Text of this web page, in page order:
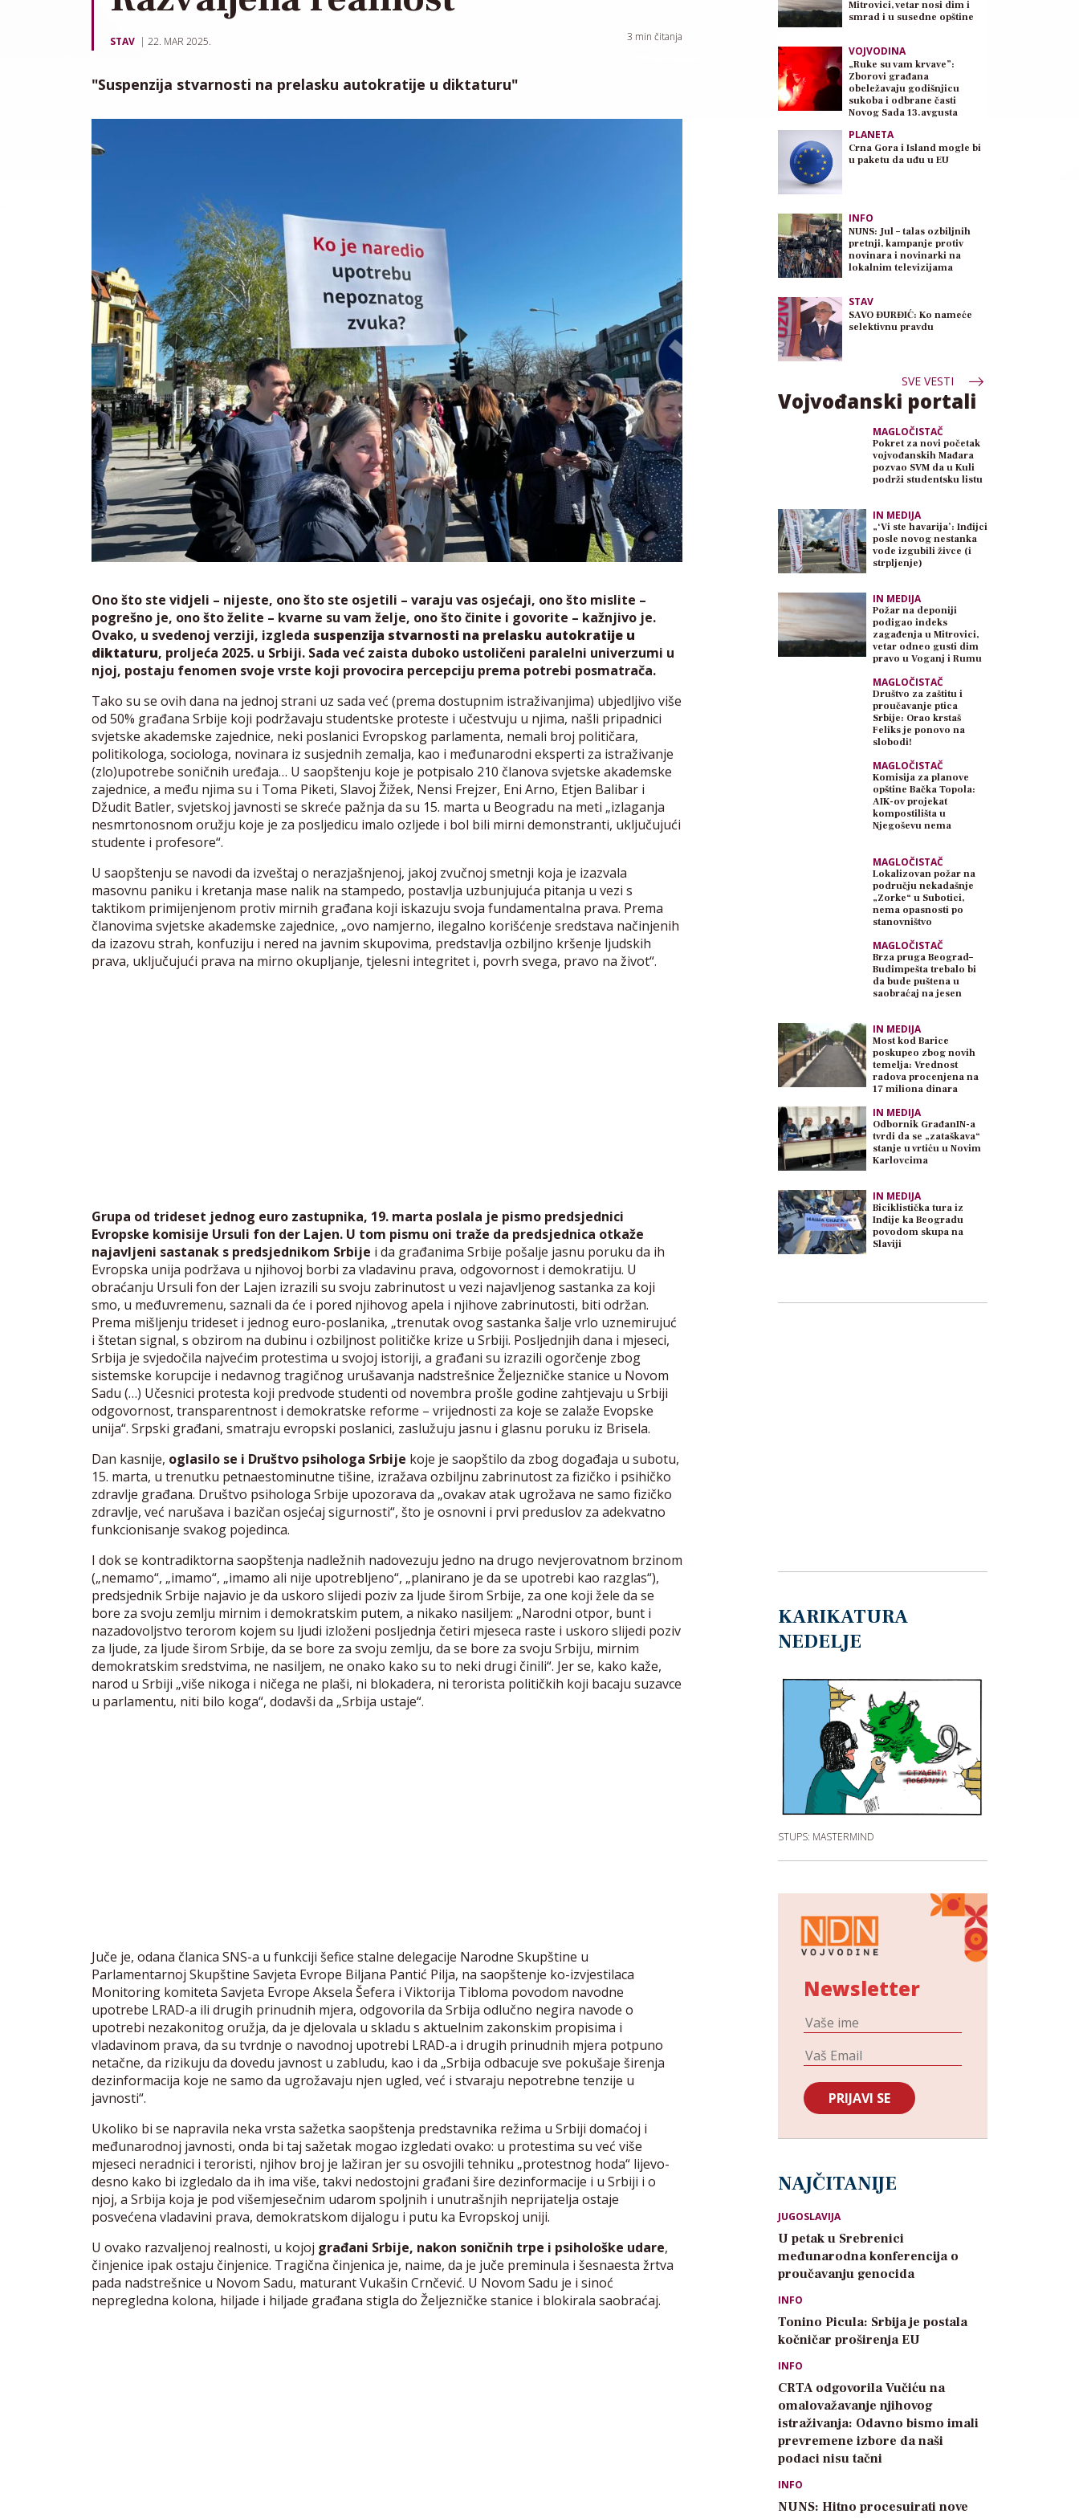
STAV 22. MAR 2025. 3 min čitanja
"Suspenzija stvarnosti na prelasku autokratije u diktaturu"
Ono što ste vidjeli – nijeste, ono što ste osjetili – varaju vas osjećaji, ono što mislite –
pogrešno je, ono što želite – kvarne su vam želje, ono što činite i govorite – kažnjivo je.
Ovako, u svedenoj verziji, izgleda suspenzija stvarnosti na prelasku autokratije u
diktaturu, proljeća 2025. u Srbiji. Sada već zaista duboko ustoličeni paralelni univerzumi u
njoj, postaju fenomen svoje vrste koji provocira percepciju prema potrebi posmatrača.
Tako su se ovih dana na jednoj strani uz sada već (prema dostupnim istraživanjima) ubjedljivo više
od 50% građana Srbije koji podržavaju studentske proteste i učestvuju u njima, našli pripadnici
svjetske akademske zajednice, neki poslanici Evropskog parlamenta, nemali broj političara,
politikologa, sociologa, novinara iz susjednih zemalja, kao i međunarodni eksperti za istraživanje
(zlo)upotrebe soničnih uređaja… U saopštenju koje je potpisalo 210 članova svjetske akademske
zajednice, a među njima su i Toma Piketi, Slavoj Žižek, Nensi Frejzer, Eni Arno, Etjen Balibar i
Džudit Batler, svjetskoj javnosti se skreće pažnja da su 15. marta u Beogradu na meti „izlaganja
nesmrtonosnom oružju koje je za posljedicu imalo ozljede i bol bili mirni demonstranti, uključujući
studente i profesore“.
U saopštenju se navodi da izveštaj o nerazjašnjenoj, jakoj zvučnoj smetnji koja je izazvala
masovnu paniku i kretanja mase nalik na stampedo, postavlja uzbunjujuća pitanja u vezi s
taktikom primijenjenom protiv mirnih građana koji iskazuju svoja fundamentalna prava. Prema
članovima svjetske akademske zajednice, „ovo namjerno, ilegalno korišćenje sredstava načinjenih
da izazovu strah, konfuziju i nered na javnim skupovima, predstavlja ozbiljno kršenje ljudskih
prava, uključujući prava na mirno okupljanje, tjelesni integritet i, povrh svega, pravo na život“.
Grupa od trideset jednog euro zastupnika, 19. marta poslala je pismo predsjednici
Evropske komisije Ursuli fon der Lajen. U tom pismu oni traže da predsjednica otkaže
najavljeni sastanak s predsjednikom Srbije i da građanima Srbije pošalje jasnu poruku da ih
Evropska unija podržava u njihovoj borbi za vladavinu prava, odgovornost i demokratiju. U
obraćanju Ursuli fon der Lajen izrazili su svoju zabrinutost u vezi najavljenog sastanka za koji
smo, u međuvremenu, saznali da će i pored njihovog apela i njihove zabrinutosti, biti održan.
Prema mišljenju trideset i jednog euro-poslanika, „trenutak ovog sastanka šalje vrlo uznemirujuć
i štetan signal, s obzirom na dubinu i ozbiljnost političke krize u Srbiji. Posljednjih dana i mjeseci,
Srbija je svjedočila najvećim protestima u svojoj istoriji, a građani su izrazili ogorčenje zbog
sistemske korupcije i nedavnog tragičnog urušavanja nadstrešnice Željezničke stanice u Novom
Sadu (…) Učesnici protesta koji predvode studenti od novembra prošle godine zahtjevaju u Srbiji
odgovornost, transparentnost i demokratske reforme – vrijednosti za koje se zalaže Evopske
unija“. Srpski građani, smatraju evropski poslanici, zaslužuju jasnu i glasnu poruku iz Brisela.
Dan kasnije, oglasilo se i Društvo psihologa Srbije koje je saopštilo da zbog događaja u subotu,
15. marta, u trenutku petnaestominutne tišine, izražava ozbiljnu zabrinutost za fizičko i psihičko
zdravlje građana. Društvo psihologa Srbije upozorava da „ovakav atak ugrožava ne samo fizičko
zdravlje, već narušava i bazičan osjećaj sigurnosti“, što je osnovni i prvi preduslov za adekvatno
funkcionisanje svakog pojedinca.
I dok se kontradiktorna saopštenja nadležnih nadovezuju jedno na drugo nevjerovatnom brzinom
(„nemamo“, „imamo“, „imamo ali nije upotrebljeno“, „planirano je da se upotrebi kao razglas“),
predsjednik Srbije najavio je da uskoro slijedi poziv za ljude širom Srbije, za one koji žele da se
bore za svoju zemlju mirnim i demokratskim putem, a nikako nasiljem: „Narodni otpor, bunt i
nazadovoljstvo terorom kojem su ljudi izloženi posljednja četiri mjeseca raste i uskoro slijedi poziv
za ljude, za ljude širom Srbije, da se bore za svoju zemlju, da se bore za svoju Srbiju, mirnim
demokratskim sredstvima, ne nasiljem, ne onako kako su to neki drugi činili“. Jer se, kako kaže,
narod u Srbiji „više nikoga i ničega ne plaši, ni blokadera, ni terorista političkih koji bacaju suzavce
u parlamentu, niti bilo koga“, dodavši da „Srbija ustaje“.
Juče je, odana članica SNS-a u funkciji šefice stalne delegacije Narodne Skupštine u
Parlamentarnoj Skupštine Savjeta Evrope Biljana Pantić Pilja, na saopštenje ko-izvjestilaca
Monitoring komiteta Savjeta Evrope Aksela Šefera i Viktorija Tibloma povodom navodne
upotrebe LRAD-a ili drugih prinudnih mjera, odgovorila da Srbija odlučno negira navode o
upotrebi nezakonitog oružja, da je djelovala u skladu s aktuelnim zakonskim propisima i
vladavinom prava, da su tvrdnje o navodnoj upotrebi LRAD-a i drugih prinudnih mjera potpuno
netačne, da rizikuju da dovedu javnost u zabludu, kao i da „Srbija odbacuje sve pokušaje širenja
dezinformacija koje ne samo da ugrožavaju njen ugled, već i stvaraju nepotrebne tenzije u
javnosti“.
Ukoliko bi se napravila neka vrsta sažetka saopštenja predstavnika režima u Srbiji domaćoj i
međunarodnoj javnosti, onda bi taj sažetak mogao izgledati ovako: u protestima su već više
mjeseci neradnici i teroristi, njihov broj je lažiran jer su osvojili tehniku „protestnog hoda“ lijevo-
desno kako bi izgledalo da ih ima više, takvi nedostojni građani šire dezinformacije i u Srbiji i o
njoj, a Srbija koja je pod višemjesečnim udarom spoljnih i unutrašnjih neprijatelja ostaje
posvećena vladavini prava, demokratskom dijalogu i putu ka Evropskoj uniji.
U ovako razvaljenoj realnosti, u kojoj građani Srbije, nakon soničnih trpe i psihološke udare,
činjenice ipak ostaju činjenice. Tragična činjenica je, naime, da je juče preminula i šesnaesta žrtva
pada nadstrešnice u Novom Sadu, maturant Vukašin Crnčević. U Novom Sadu je i sinoć
nepregledna kolona, hiljade i hiljade građana stigla do Željezničke stanice i blokirala saobraćaj.
Mitrovici, vetar nosi dim i
smrad i u susedne opštine
VOJVODINA
„Ruke su vam krvave”:
Zborovi građana
obeležavaju godišnjicu
sukoba i odbrane časti
Novog Sada 13.avgusta
PLANETA
Crna Gora i Island mogle bi
u paketu da uđu u EU
INFO
NUNS: Jul – talas ozbiljnih
pretnji, kampanje protiv
novinara i novinarki na
lokalnim televizijama
STAV
SAVO ĐURĐIĆ: Ko nameće
selektivnu pravdu
SVE VESTI
Vojvođanski portali
MAGLOČISTAČ
Pokret za novi početak
vojvođanskih Mađara
pozvao SVM da u Kuli
podrži studentsku listu
IN MEDIJA
„‘Vi ste havarija’: Inđijci
posle novog nestanka
vode izgubili živce (i
strpljenje)
IN MEDIJA
Požar na deponiji
podigao indeks
zagađenja u Mitrovici,
vetar odneo gusti dim
pravo u Voganj i Rumu
MAGLOČISTAČ
Društvo za zaštitu i
proučavanje ptica
Srbije: Orao krstaš
Feliks je ponovo na
slobodi!
MAGLOČISTAČ
Komisija za planove
opštine Bačka Topola:
AIK-ov projekat
kompostilišta u
Njegoševu nema
MAGLOČISTAČ
Lokalizovan požar na
području nekadašnje
„Zorke“ u Subotici,
nema opasnosti po
stanovništvo
MAGLOČISTAČ
Brza pruga Beograd–
Budimpešta trebalo bi
da bude puštena u
saobraćaj na jesen
IN MEDIJA
Most kod Barice
poskupeo zbog novih
temelja: Vrednost
radova procenjena na
17 miliona dinara
IN MEDIJA
Odbornik GrađanIN-a
tvrdi da se „zataškava“
stanje u vrtiću u Novim
Karlovcima
IN MEDIJA
Biciklistička tura iz
Inđije ka Beogradu
povodom skupa na
Slaviji
KARIKATURA
NEDELJE
STUPS: MASTERMIND
Newsletter
NAJČITANIJE
JUGOSLAVIJA
U petak u Srebrenici
međunarodna konferencija o
proučavanju genocida
INFO
Tonino Picula: Srbija je postala
kočničar proširenja EU
INFO
CRTA odgovorila Vučiću na
omalovažavanje njihovog
istraživanja: Odavno bismo imali
prevremene izbore da naši
podaci nisu tačni
INFO
NUNS: Hitno procesuirati nove